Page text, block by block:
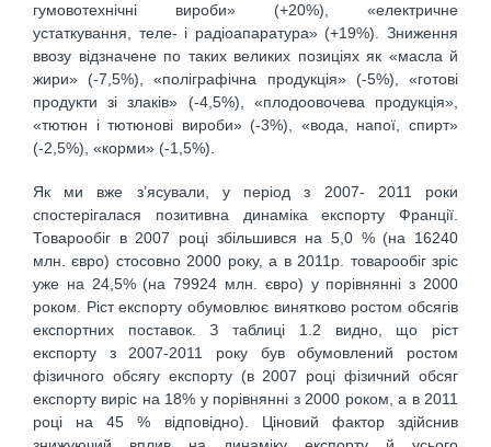
гумовотехнічні вироби» (+20%), «електричне
устаткування, теле- і радіоапаратура» (+19%). Зниження
ввозу відзначене по таких великих позиціях як «масла й
жири» (-7,5%), «поліграфічна продукція» (-5%), «готові
продукти зі злаків» (-4,5%), «плодоовочева продукція»,
«тютюн і тютюнові вироби» (-3%), «вода, напої, спирт»
(-2,5%), «корми» (-1,5%).
Як ми вже з’ясували, у період з 2007- 2011 роки
спостерігалася позитивна динаміка експорту Франції.
Товарообіг в 2007 році збільшився на 5,0 % (на 16240
млн. євро) стосовно 2000 року, а в 2011р. товарообіг зріс
уже на 24,5% (на 79924 млн. євро) у порівнянні з 2000
роком. Ріст експорту обумовлює винятково ростом обсягів
експортних поставок. З таблиці 1.2 видно, що ріст
експорту з 2007-2011 року був обумовлений ростом
фізичного обсягу експорту (в 2007 році фізичний обсяг
експорту виріс на 18% у порівнянні з 2000 роком, а в 2011
році на 45 % відповідно). Ціновий фактор здійснив